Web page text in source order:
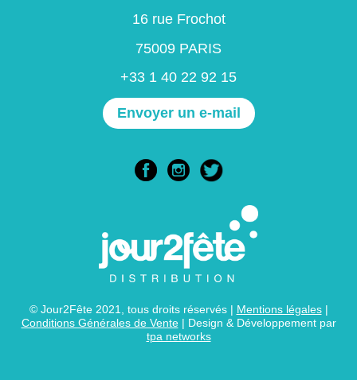
16 rue Frochot
75009 PARIS
+33 1 40 22 92 15
Envoyer un e-mail
© Jour2Fête 2021, tous droits réservés | Mentions légales|
Conditions Générales de Vente| Design & Développement par
tpa networks